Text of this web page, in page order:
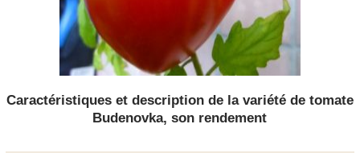
Caractéristiques et description de la variété de tomate
Budenovka, son rendement